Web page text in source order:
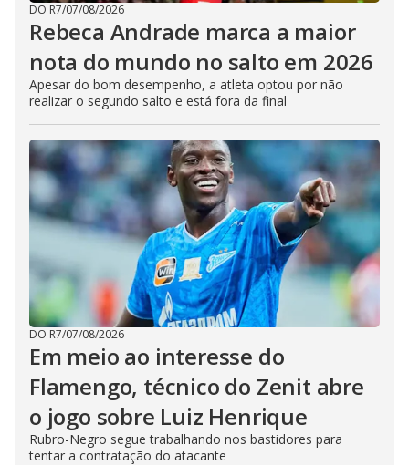
DO R7/07/08/2026
Rebeca Andrade marca a maior
nota do mundo no salto em 2026
Apesar do bom desempenho, a atleta optou por não
realizar o segundo salto e está fora da final
DO R7/07/08/2026
Em meio ao interesse do
Flamengo, técnico do Zenit abre
o jogo sobre Luiz Henrique
Rubro-Negro segue trabalhando nos bastidores para
tentar a contratação do atacante